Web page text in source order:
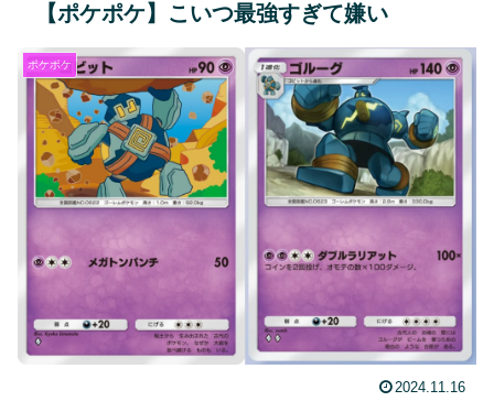
【ポケポケ】こいつ最強すぎて嫌い
ポケポケ
2024.11.16